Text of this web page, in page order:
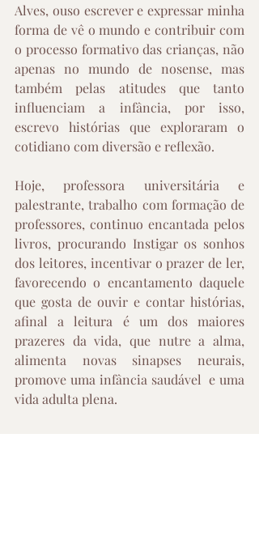
Alves, ouso escrever e expressar minha
forma de vê o mundo e contribuir com
o processo formativo das crianças, não
apenas no mundo de nosense, mas
também pelas atitudes que tanto
influenciam a infância, por isso,
escrevo histórias que exploraram o
cotidiano com diversão e reflexão.
Hoje, professora universitária e
palestrante, trabalho com formação de
professores, continuo encantada pelos
livros, procurando Instigar os sonhos
dos leitores, incentivar o prazer de ler,
favorecendo o encantamento daquele
que gosta de ouvir e contar histórias,
afinal a leitura é um dos maiores
prazeres da vida, que nutre a alma,
alimenta novas sinapses neurais,
promove uma infância saudável  e uma
vida adulta plena.